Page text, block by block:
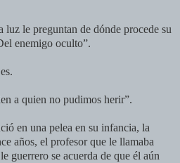
luz le preguntan de dónde procede su
enemigo oculto”.
a quien no pudimos herir”.
en una pelea en su infancia, la
años, el profesor que le llamaba
guerrero se acuerda de que él aún